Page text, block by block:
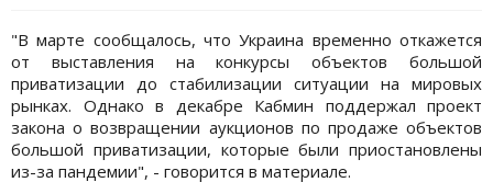
"В марте сообщалось, что Украина временно откажется
от выставления на конкурсы объектов большой
приватизации до стабилизации ситуации на мировых
рынках. Однако в декабре Кабмин поддержал проект
закона о возвращении аукционов по продаже объектов
большой приватизации, которые были приостановлены
из-за пандемии", - говорится в материале.